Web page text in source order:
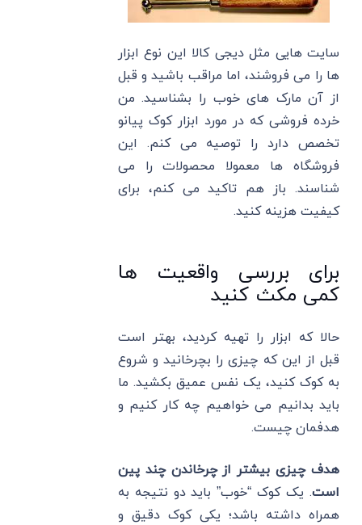
سایت هایی مثل دیجی کالا این نوع ابزار
ها را می فروشند، اما مراقب باشید و قبل
از آن مارک های خوب را بشناسید. من
خرده فروشی که در مورد ابزار کوک پیانو
تخصص دارد را توصیه می کنم. این
فروشگاه ها معمولا محصولات را می
شناسند. باز هم تاکید می کنم، برای
کیفیت هزینه کنید.
برای بررسی واقعیت ها
کمی مکث کنید
حالا که ابزار را تهیه کردید، بهتر است
قبل از این که چیزی را بچرخانید و شروع
به کوک کنید، یک نفس عمیق بکشید. ما
باید بدانیم می خواهیم چه کار کنیم و
هدفمان چیست.
هدف چیزی بیشتر از چرخاندن چند پین
است. یک کوک “خوب” باید دو نتیجه به
همراه داشته باشد؛ یکی کوک دقیق و